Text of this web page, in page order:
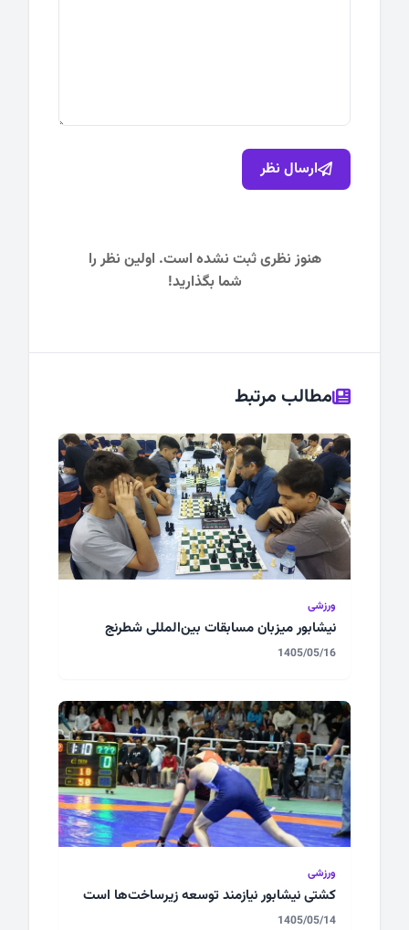
ارسال نظر
هنوز نظری ثبت نشده است. اولین نظر را
شما بگذارید!
مطالب مرتبط
ورزشی
نیشابور میزبان مسابقات بین‌المللی شطرنج
1405/05/16
ورزشی
کشتی نیشابور نیازمند توسعه زیرساخت‌ها است
1405/05/14